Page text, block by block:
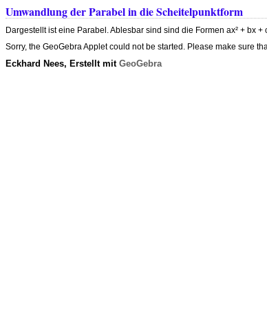
Umwandlung der Parabel in die Scheitelpunktform
Dargestellt ist eine Parabel. Ablesbar sind sind die Formen ax² + bx
Sorry, the GeoGebra Applet could not be started. Please make sure
Eckhard Nees, Erstellt mit GeoGebra